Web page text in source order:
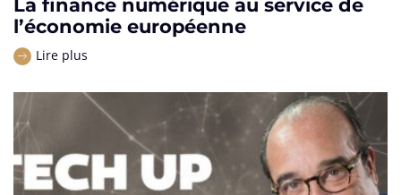
La finance numérique au service de
l’économie européenne
Lire plus